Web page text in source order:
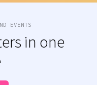
EVENTS
in one